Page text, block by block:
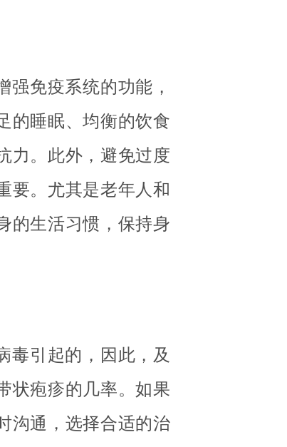
强免疫系统的功能，
的睡眠、均衡的饮食
力。此外，避免过度
要。尤其是老年人和
的生活习惯，保持身
毒引起的，因此，及
状疱疹的几率。如果
沟通，选择合适的治